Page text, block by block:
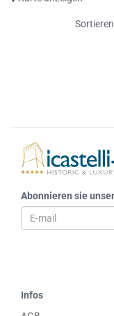
Abonnieren sie
Infos